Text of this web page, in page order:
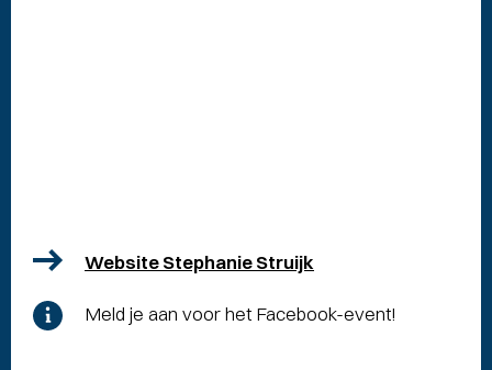
Website Stephanie Struijk
Meld je aan voor het Facebook-event!